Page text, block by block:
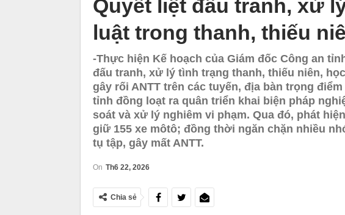
Quyết liệt đấu tranh, xử
luật trong thanh, thiếu
-Thực hiện Kế hoạch của Giám đốc Công an
đấu tranh, xử lý tình trạng thanh, thiếu niên,
gây rối ANTT trên các tuyến, địa bàn trọng
tỉnh đồng loạt ra quân triển khai biện pháp
soát và xử lý nghiêm vi phạm. Qua đó, phát
giữ 155 xe môtô; đồng thời ngăn chặn nhiều
tụ tập, gây mất ANTT.
On Th6 22, 2026
Chia sẻ
Tổng Bí thư, Chủ tịch nước yêu cầu thay
đổi tư duy bằng cấp sang nghề nghiệp
Thủ tướng: Xử lý
thi THPT, công bố